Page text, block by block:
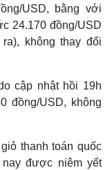
USD, bằng với
24.170 đồng/USD
không thay đổi
cập nhật hồi 19h
đồng/USD, không
thanh toán quốc
nay được niêm yết